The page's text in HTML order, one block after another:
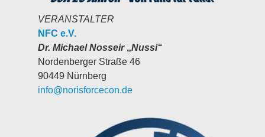
VERANSTALTER
NFC e.V.
Dr. Michael Nosseir „Nussi“
Nordenberger Straße 46
90449 Nürnberg
info@norisforcecon.de